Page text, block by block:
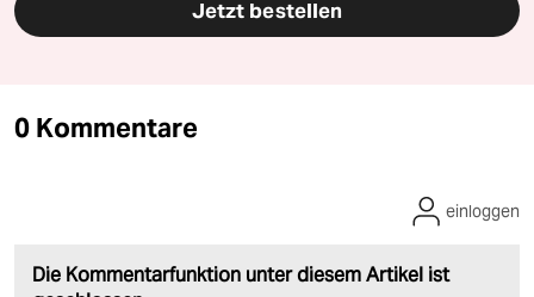
Jetzt bestellen
0 Kommentare
Die Kommentarfunktion unter diesem Artikel ist
einloggen